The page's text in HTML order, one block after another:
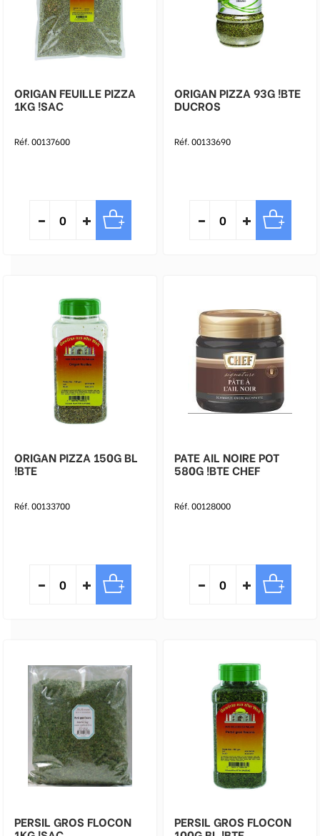
ORIGAN FEUILLE PIZZA
1KG !SAC
Réf. 00137600
ORIGAN PIZZA 93G !BTE
DUCROS
Réf. 00133690
ORIGAN PIZZA 150G BL
!BTE
Réf. 00133700
PATE AIL NOIRE POT
580G !BTE CHEF
Réf. 00128000
PERSIL GROS FLOCON PERSIL GROS FLOCON